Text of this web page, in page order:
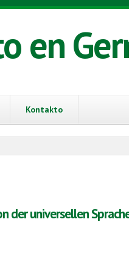
en
Kontakto
der universellen